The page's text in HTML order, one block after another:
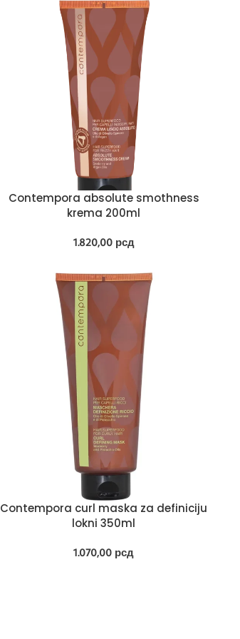
Contempora absolute smothness
krema 200ml
1.820,00 рсд
Contempora curl maska za definiciju
lokni 350ml
1.070,00 рсд